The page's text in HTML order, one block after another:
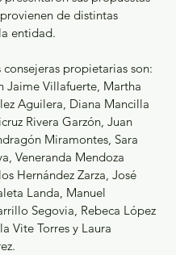
de distintas
entidad.
consejeras propietarias son:
Jaime Villafuerte, Martha
Aguilera, Diana Mancilla
Rivera Garzón, Juan
Miramontes, Sara
Veneranda Mendoza
Hernández Zarza, José
Landa, Manuel
Segovia, Rebeca López
Vite Torres y Laura